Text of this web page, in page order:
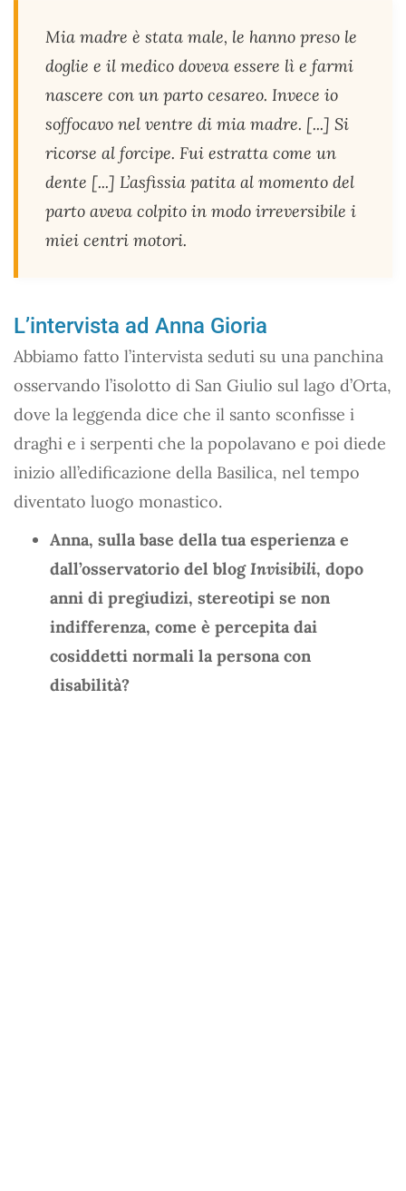
Mia madre è stata male, le hanno preso le
doglie e il medico doveva essere lì e farmi
nascere con un parto cesareo. Invece io
soffocavo nel ventre di mia madre. [...] Si
ricorse al forcipe. Fui estratta come un
dente [...] L’asfissia patita al momento del
parto aveva colpito in modo irreversibile i
miei centri motori.
L’intervista ad Anna Gioria
Abbiamo fatto l’intervista seduti su una panchina
osservando l’isolotto di San Giulio sul lago d’Orta,
dove la leggenda dice che il santo sconfisse i
draghi e i serpenti che la popolavano e poi diede
inizio all’edificazione della Basilica, nel tempo
diventato luogo monastico.
Anna, sulla base della tua esperienza e
dall’osservatorio del blogInvisibili, dopo
anni di pregiudizi, stereotipi se non
indifferenza, come è percepita dai
cosiddetti normali la persona con
disabilità?